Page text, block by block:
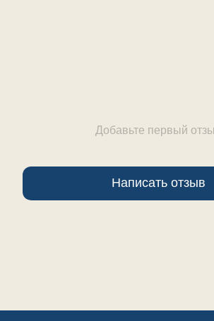
Добавьте первый
Написать отзыв